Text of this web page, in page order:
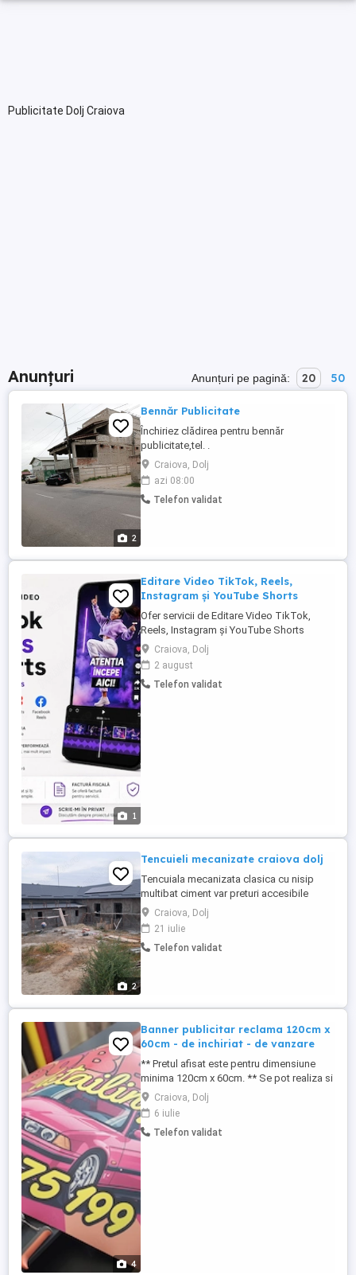
Publicitate Dolj Craiova
Anunțuri Anunțuri pe pagină: 20 50
2
Bennăr Publicitate
Închiriez clădirea pentru bennăr
publicitate,tel. .
Craiova, Dolj
azi 08:00
Telefon validat
1
Editare Video TikTok, Reels,
Instagram și YouTube Shorts
Ofer servicii de Editare Video TikTok,
Reels, Instagram și YouTube Shorts
Lucrez cu magazine online, creatori de
conținut, cabinete medicale, antreprenori
și afaceri locale. Ce primești: Hook-uri
care captează atenția din primele secunde
Craiova, Dolj
2 august
Telefon validat
2
Tencuieli mecanizate craiova dolj
Tencuiala mecanizata clasica cu nisip
multibat ciment var preturi accesibile
Craiova, Dolj
21 iulie
Telefon validat
4
Banner publicitar reclama 120cm x
60cm - de inchiriat - de vanzare
** Pretul afisat este pentru dimensiune
minima 120cm x 60cm. ** Se pot realiza si
dimensiuni mai mari sau diverse ajustari,
modficari. ** Bannerele sunt realizate din
material specific de calitate, rezistent
pentru expunere la exterior, si includ
Craiova, Dolj
6 iulie
Telefon validat